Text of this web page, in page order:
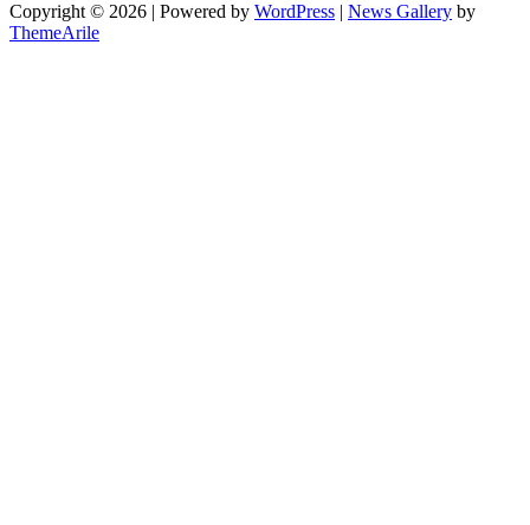
Copyright © 2026 | Powered by WordPress | News Gallery by
ThemeArile